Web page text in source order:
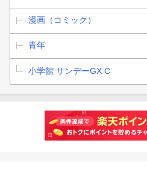
漫画（コミック）
青年
小学館 サンデーGX C